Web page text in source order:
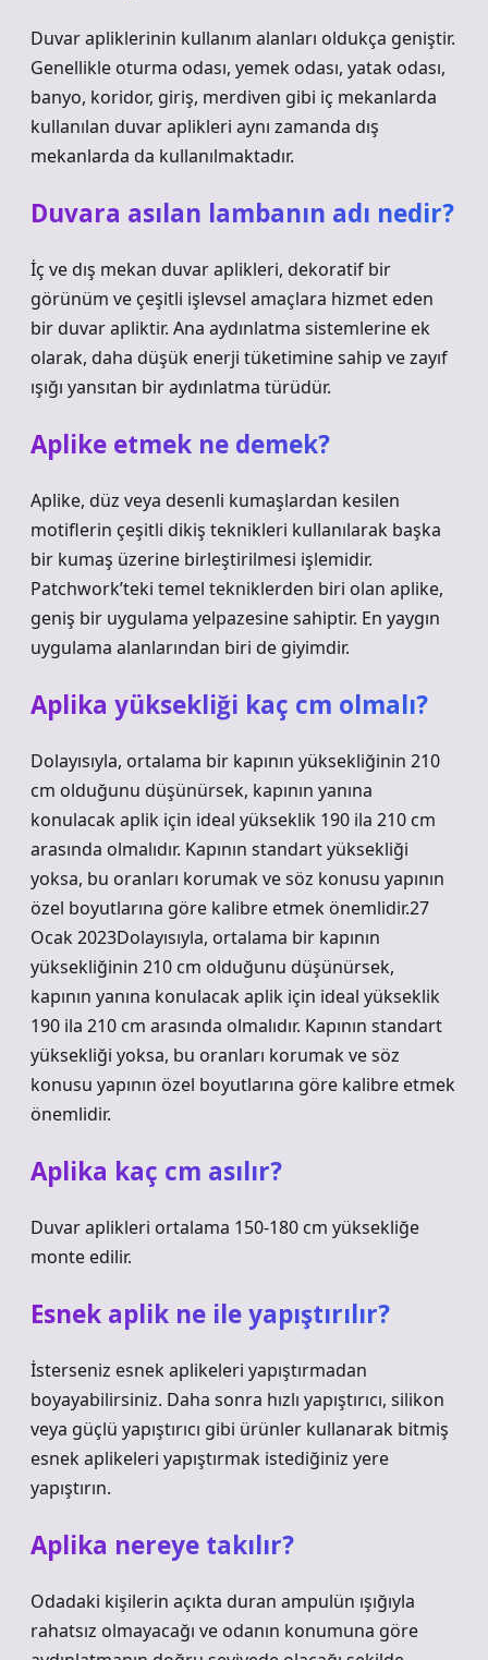
Duvar apliklerinin kullanım alanları oldukça geniştir.
Genellikle oturma odası, yemek odası, yatak odası,
banyo, koridor, giriş, merdiven gibi iç mekanlarda
kullanılan duvar aplikleri aynı zamanda dış
mekanlarda da kullanılmaktadır.
Duvara asılan lambanın adı nedir?
İç ve dış mekan duvar aplikleri, dekoratif bir
görünüm ve çeşitli işlevsel amaçlara hizmet eden
bir duvar apliktir. Ana aydınlatma sistemlerine ek
olarak, daha düşük enerji tüketimine sahip ve zayıf
ışığı yansıtan bir aydınlatma türüdür.
Aplike etmek ne demek?
Aplike, düz veya desenli kumaşlardan kesilen
motiflerin çeşitli dikiş teknikleri kullanılarak başka
bir kumaş üzerine birleştirilmesi işlemidir.
Patchwork’teki temel tekniklerden biri olan aplike,
geniş bir uygulama yelpazesine sahiptir. En yaygın
uygulama alanlarından biri de giyimdir.
Aplika yüksekliği kaç cm olmalı?
Dolayısıyla, ortalama bir kapının yüksekliğinin 210
cm olduğunu düşünürsek, kapının yanına
konulacak aplik için ideal yükseklik 190 ila 210 cm
arasında olmalıdır. Kapının standart yüksekliği
yoksa, bu oranları korumak ve söz konusu yapının
özel boyutlarına göre kalibre etmek önemlidir.27
Ocak 2023Dolayısıyla, ortalama bir kapının
yüksekliğinin 210 cm olduğunu düşünürsek,
kapının yanına konulacak aplik için ideal yükseklik
190 ila 210 cm arasında olmalıdır. Kapının standart
yüksekliği yoksa, bu oranları korumak ve söz
konusu yapının özel boyutlarına göre kalibre etmek
önemlidir.
Aplika kaç cm asılır?
Duvar aplikleri ortalama 150-180 cm yüksekliğe
monte edilir.
Esnek aplik ne ile yapıştırılır?
İsterseniz esnek aplikeleri yapıştırmadan
boyayabilirsiniz. Daha sonra hızlı yapıştırıcı, silikon
veya güçlü yapıştırıcı gibi ürünler kullanarak bitmiş
esnek aplikeleri yapıştırmak istediğiniz yere
yapıştırın.
Aplika nereye takılır?
Odadaki kişilerin açıkta duran ampulün ışığıyla
rahatsız olmayacağı ve odanın konumuna göre